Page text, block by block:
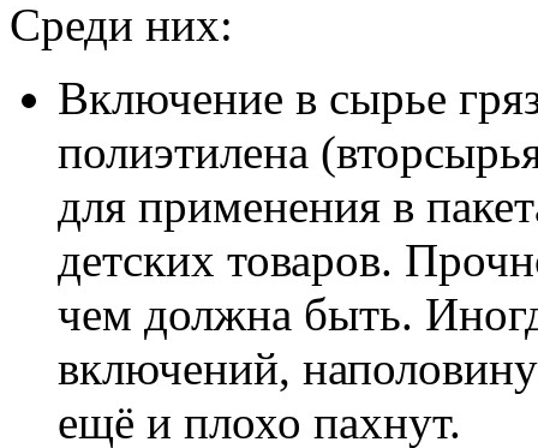
Среди них:
Включение в сырье
полиэтилена
для применения в
детских товаров.
чем должна быть.
включений,
ещё и плохо пахнут.